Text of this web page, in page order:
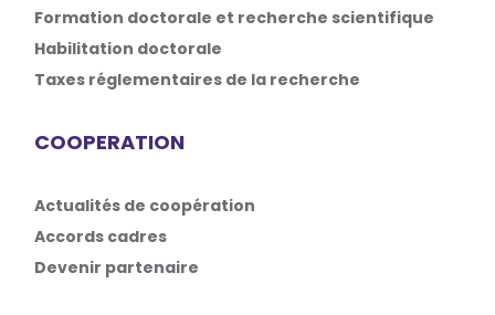
Formation doctorale et recherche scientifique
Habilitation doctorale
Taxes réglementaires de la recherche
COOPERATION
Actualités de coopération
Accords cadres
Devenir partenaire